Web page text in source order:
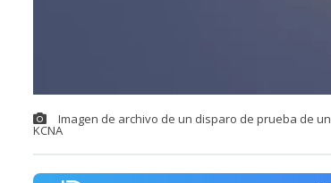
Imagen de archivo de un disparo de prueba de
KCNA